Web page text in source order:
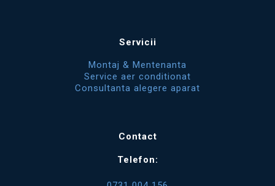
Servicii
Montaj & Mentenanta
Service aer conditionat
Consultanta alegere aparat
Contact
Telefon: